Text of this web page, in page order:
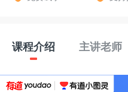
课程介绍 主讲老师